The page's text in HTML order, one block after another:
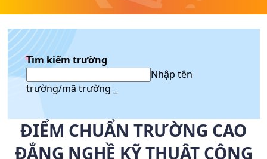
Tìm kiếm trường
Nhập tên
trường/mã trường _
ĐIỂM CHUẨN TRƯỜNG CAO
ĐẲNG NGHỀ KỸ THUẬT CÔNG